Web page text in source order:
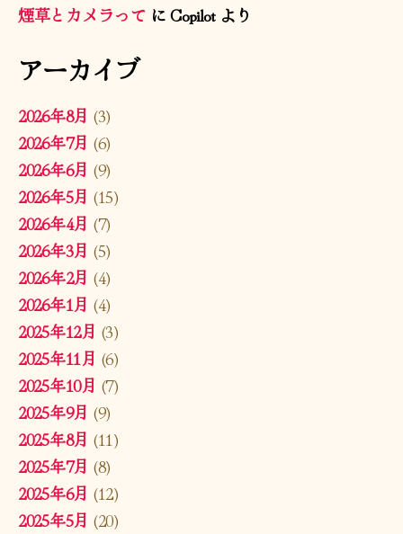
煙草とカメラってにCopilotより
アーカイブ
2026年8月 (3)
2026年7月 (6)
2026年6月 (9)
2026年5月 (15)
2026年4月 (7)
2026年3月 (5)
2026年2月 (4)
2026年1月 (4)
2025年12月 (3)
2025年11月 (6)
2025年10月 (7)
2025年9月 (9)
2025年8月 (11)
2025年7月 (8)
2025年6月 (12)
2025年5月 (20)